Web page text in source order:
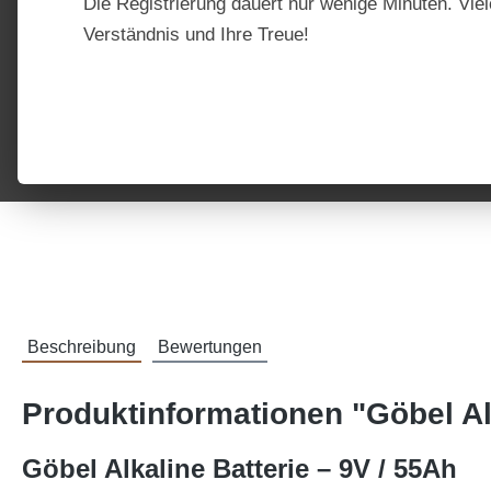
Beschreibung Bewertungen
Produktinformationen "Göbel
Göbel Alkaline Batterie – 9V / 55Ah
Die Registrierung dauert nur wenige Minuten.
Verständnis und Ihre Treue!